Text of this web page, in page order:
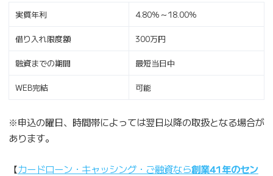
実質年利 4.80％～18.00％
借り入れ限度額 300万円
融資までの期間 最短当日中
WEB完結 可能
※申込の曜日、時間帯によっては翌日以降の取扱となる場合が
あります。
【カードローン・キャッシング・ご融資なら創業41年のセン